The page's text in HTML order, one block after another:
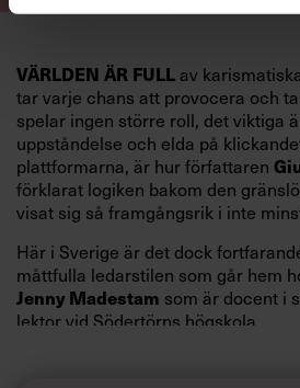
VÄRLDEN ÄR FULLav
tar varje chans att provocera och
spelar ingen större roll, det viktiga
uppståndelse och elda på
plattformarna, är hur författaren
förklarat logiken bakom den
visat sig så framgångsrik i inte
Här i Sverige är det dock
måttfulla ledarstilen som går hem
Jenny Madestam som är docent i
lektor vid Södertörns högskola.